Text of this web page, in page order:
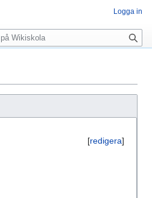
[redigera]
Logga in